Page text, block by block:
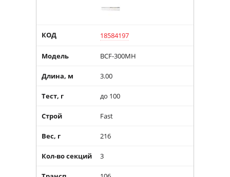
КОД 18584197
Модель BCF-300MH
Длина, м 3.00
Тест, г до 100
Строй Fast
Вес, г 216
Кол-во секций 3